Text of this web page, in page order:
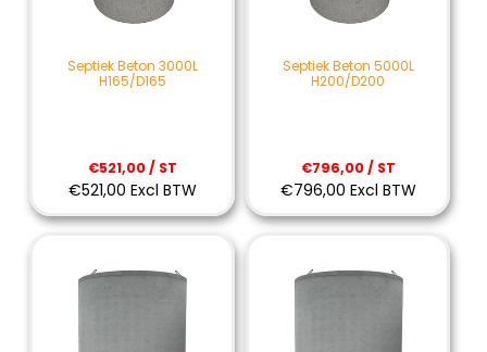
Septiek Beton 3000L
H165/D165
€521,00 / ST
€521,00 Excl BTW
Septiek Beton 5000L
H200/D200
€796,00 / ST
€796,00 Excl BTW